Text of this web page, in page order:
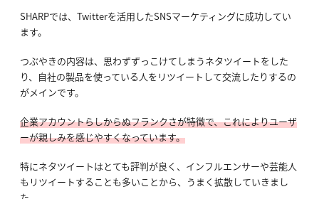
SHARPでは、Twitterを活用したSNSマーケティングに成功してい
ます。
つぶやきの内容は、思わずずっこけてしまうネタツイートをした
り、自社の製品を使っている人をリツイートして交流したりするの
がメインです。
企業アカウントらしからぬフランクさが特徴で、これによりユーザ
ーが親しみを感じやすくなっています。
特にネタツイートはとても評判が良く、インフルエンサーや芸能人
もリツイートすることも多いことから、うまく拡散していきまし